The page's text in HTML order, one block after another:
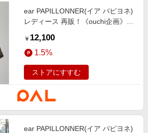
ear PAPILLONNER(イア パピヨネ)
レディース 再販！《ouchi企画》ア
キ
￥ 12,100
1.5%
ストアにすすむ
ear PAPILLONNER(イア パピヨネ)